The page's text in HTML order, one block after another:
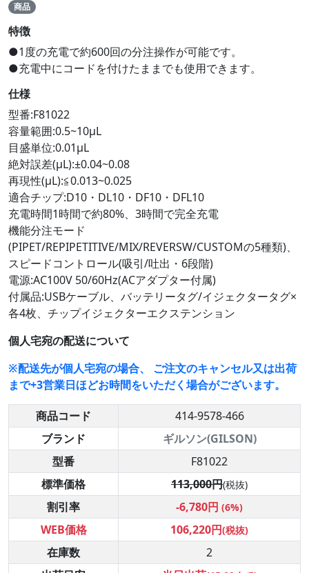
商品
特徴
●1度の充電で約600回の分注操作が可能です。
●充電中にコードを付けたままでも使用できます。
仕様
型番:F81022
容量範囲:0.5~10μL
目盛単位:0.01μL
絶対誤差(μL):±0.04~0.08
再現性(μL):≦0.013~0.025
適合チップ:D10・DL10・DF10・DFL10
充電時間1時間で約80%、3時間で完全充電
機能分注モード
(PIPET/REPIPETITIVE/MIX/REVERSW/CUSTOMの5種類)、
スピードコントロール(吸引/吐出・6段階)
電源:AC100V 50/60Hz(ACアダプター付属)
付属品:USBケーブル、バッテリータグ/イジェクタータグ×
各4枚、チップイジェクターエクステンション
個人宅宛の配送について
※配送先が個人宅宛の場合、 ご注文のキャンセル又は出荷
まで+3営業日ほどお時間をいただく場合がございます。
商品コード
414-9578-466
ブランド
ギルソン(GILSON)
型番
F81022
標準価格
113,000円(税抜)
割引率 -6,780円 (6%)
WEB価格 106,220円(税抜)
在庫数
2